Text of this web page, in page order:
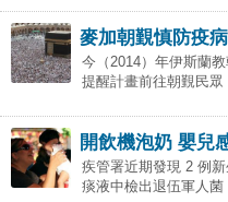
麥加朝覲慎防疫
今（2014）年伊斯蘭
提醒計畫前往朝覲民
開飲機泡奶 嬰兒
疾管署近期發現 2 例
痰液中檢出退伍軍人